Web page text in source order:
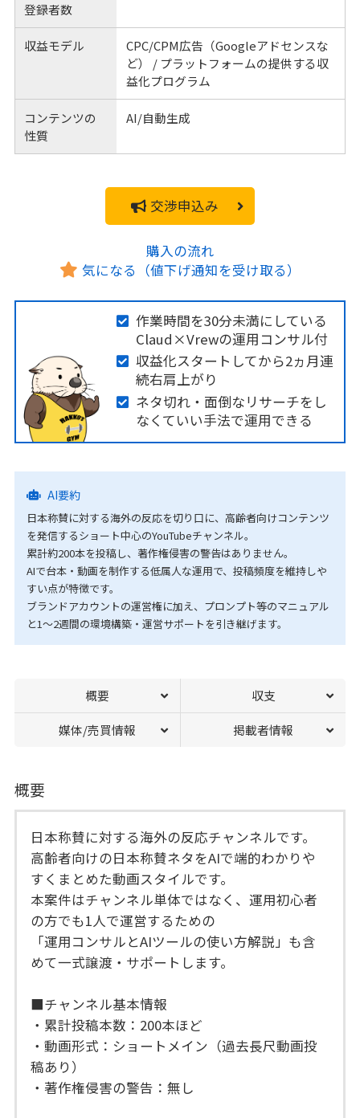
登録者数
収益モデル
CPC/CPM広告（Googleアドセンスな
ど） / プラットフォームの提供する収
益化プログラム
コンテンツの
性質
AI/自動生成
交渉申込み
購入の流れ
気になる（値下げ通知を受け取る）
作業時間を30分未満にしている
Claud×Vrewの運用コンサル付
収益化スタートしてから2ヵ月連
続右肩上がり
ネタ切れ・面倒なリサーチをし
なくていい手法で運用できる
AI要約
日本称賛に対する海外の反応を切り口に、高齢者向けコンテンツ
を発信するショート中心のYouTubeチャンネル。
累計約200本を投稿し、著作権侵害の警告はありません。
AIで台本・動画を制作する低属人な運用で、投稿頻度を維持しや
すい点が特徴です。
ブランドアカウントの運営権に加え、プロンプト等のマニュアル
と1〜2週間の環境構築・運営サポートを引き継げます。
概要 収支
媒体/売買情報 掲載者情報
概要
日本称賛に対する海外の反応チャンネルです。
高齢者向けの日本称賛ネタをAIで端的わかりや
すくまとめた動画スタイルです。
本案件はチャンネル単体ではなく、運用初心者
の方でも1人で運営するための
「運用コンサルとAIツールの使い方解説」も含
めて一式譲渡・サポートします。
■チャンネル基本情報
・累計投稿本数：200本ほど
・動画形式：ショートメイン（過去長尺動画投
稿あり）
・著作権侵害の警告：無し